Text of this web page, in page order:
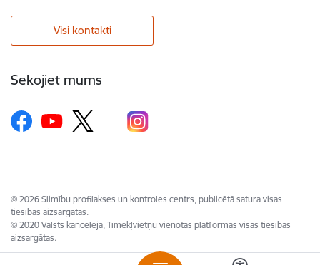
Visi kontakti
Sekojiet mums
© 2026 Slimību profilakses un kontroles centrs, publicētā satura visas
tiesības aizsargātas.
© 2020 Valsts kanceleja, Tīmekļvietņu vienotās platformas visas tiesības
aizsargātas.